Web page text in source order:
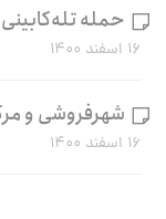
حمله
۱۶ اسفند ۱۴۰۰
شهرفروشی و
۱۶ اسفند ۱۴۰۰